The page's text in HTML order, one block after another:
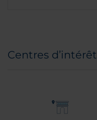
Centres d’intérêt